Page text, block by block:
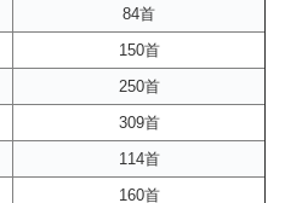
84首
150首
250首
309首
114首
160首